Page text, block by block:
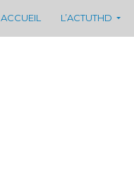
ACCUEIL L’ACTUTHD